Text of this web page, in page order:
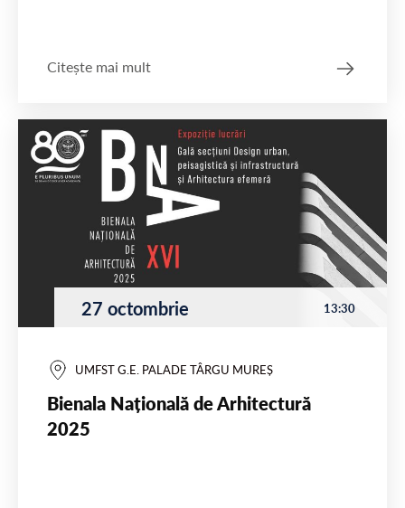
Citește mai mult
13:30
27 octombrie
UMFST G.E. PALADE TÂRGU MUREȘ
Bienala Națională de Arhitectură
2025